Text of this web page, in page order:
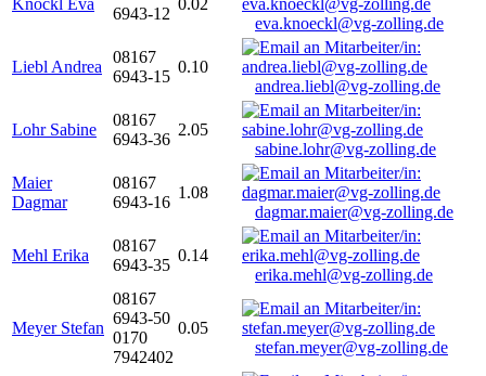
Knöckl Eva
6943-12
0.02
eva.knoeckl@vg-zolling.de
Liebl Andrea
08167
6943-15
0.10
andrea.liebl@vg-zolling.de
Lohr Sabine
08167
6943-36
2.05
sabine.lohr@vg-zolling.de
Maier
Dagmar
08167
6943-16
1.08
dagmar.maier@vg-zolling.de
Mehl Erika
08167
6943-35
0.14
erika.mehl@vg-zolling.de
Meyer Stefan
08167
6943-50
0170
7942402
0.05
stefan.meyer@vg-zolling.de